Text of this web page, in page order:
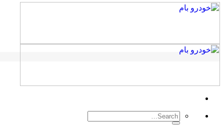
Search
for: